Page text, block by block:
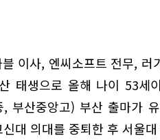
이사, 엔씨소프트 전무,
태생으로 올해 나이 53세
, 부산중앙고) 부산 출마가
대 의대를 중퇴한 후 서울